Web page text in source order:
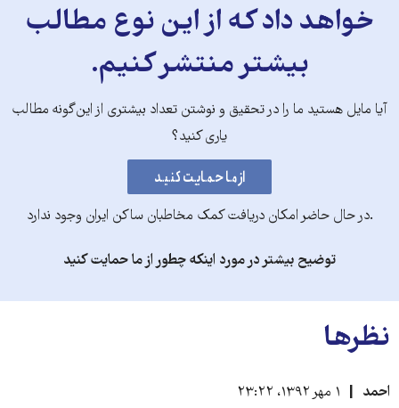
خواهد داد که از این نوع مطالب
بیشتر منتشر کنیم.
آیا مایل هستید ما را در تحقیق و نوشتن تعداد بیشتری از این‌گونه مطالب
یاری کنید؟
.در حال حاضر امکان دریافت کمک مخاطبان ساکن ایران وجود ندارد
توضیح بیشتر در مورد اینکه چطور از ما حمایت کنید
نظرها
احمد
۱ مهر ۱۳۹۲، ۲۳:۲۲